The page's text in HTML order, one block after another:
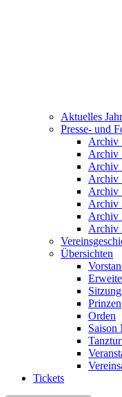
Aktuelles Jahr
Presse- und
Archiv
Archiv
Archiv
Archiv
Archiv
Archiv
Archiv
Archiv
Übersichten
Orden
Saison
Tickets